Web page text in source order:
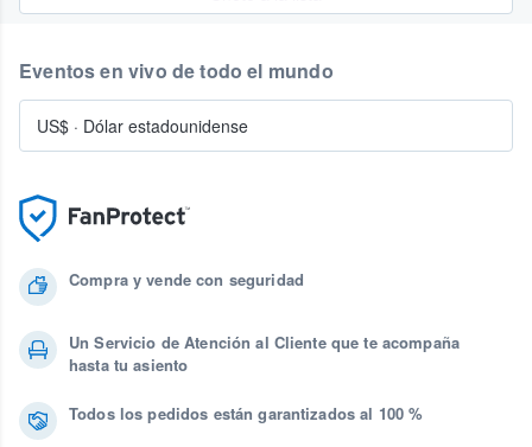
Compra y vende con seguridad
Un Servicio de Atención al Cliente que te acompaña
hasta tu asiento
Todos los pedidos están garantizados al 100 %
Eventos en vivo de todo el mundo
US$ · Dólar estadounidense